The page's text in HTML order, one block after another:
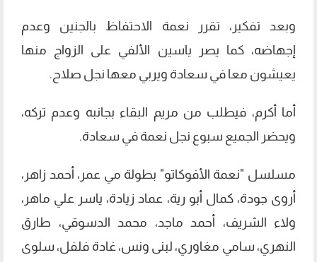
وبعد تفكير، تقرر نعمة الاحتفاظ بالجنين وعدم
إجهاضه، كما يصر ياسين الألفي على الزواج منها
يعيشون معا في سعادة ويربي معها نجل صلاح.
أما أكرم، فيطلب من مريم البقاء بجانبه وعدم تركه،
ويحضر الجميع سبوع نجل نعمة في سعادة.
مسلسل "نعمة الأفوكاتو" بطولة مي عمر، أحمد زاهر،
أروى جودة، كمال أبو رية، عماد زيادة، ياسر علي ماهر،
ولاء الشريف، أحمد ماجد، محمد الدسوقي، طارق
النهري، سامي مغاوري، لبنى ونس، غادة فلفل، سلوى